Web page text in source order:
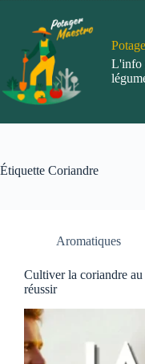
contenu
L'info
Étiquette Coriandre
Aromatiques
Cultiver la coriandre
réussir